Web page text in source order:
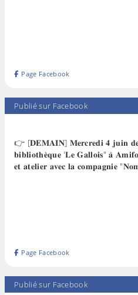
Page Facebook
Publié sur Facebook
👉 [𝐃𝐄𝐌𝐀𝐈𝐍] 𝐌𝐞𝐫𝐜𝐫𝐞𝐝𝐢 𝟒 𝐣𝐮𝐢𝐧
𝐛𝐢𝐛𝐥𝐢𝐨𝐭𝐡𝐞̀𝐪𝐮𝐞 '𝐋𝐞 𝐆𝐚𝐥𝐥𝐨𝐢𝐬" 𝐚̀
𝐞𝐭 𝐚𝐭𝐞𝐥𝐢𝐞𝐫 𝐚𝐯𝐞𝐜 𝐥𝐚 𝐜𝐨𝐦𝐩𝐚𝐠𝐧𝐢𝐞
Page Facebook
Publié sur Facebook